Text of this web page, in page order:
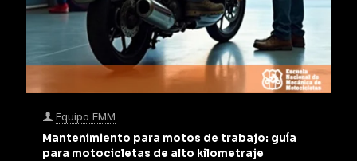
Equipo EMM
Mantenimiento para motos de trabajo: guía
para motocicletas de alto kilometraje